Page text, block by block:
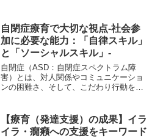
自閉症療育で大切な視点-社会参
加に必要な能力：「自律スキル」
と「ソーシャルスキル」-
自閉症（ASD：自閉症スペクトラム障
害）とは、対人関係やコミュニケーショ
ンの困難さ、そして、こだわり行動を主
えているため、周囲の状況を理解し自分
の行動を調整したり、人に...
【療育（発達支援）の成果】イラ
イラ・癇癪への支援をキーワード